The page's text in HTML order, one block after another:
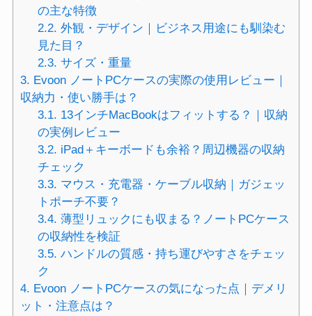
の主な特徴
2.2. 外観・デザイン｜ビジネス用途にも馴染む
見た目？
2.3. サイズ・重量
3. Evoon ノートPCケースの実際の使用レビュー｜
収納力・使い勝手は？
3.1. 13インチMacBookはフィットする？｜収納
の実例レビュー
3.2. iPad＋キーボードも余裕？周辺機器の収納
チェック
3.3. マウス・充電器・ケーブル収納｜ガジェッ
トポーチ不要？
3.4. 薄型リュックにも収まる？ノートPCケース
の収納性を検証
3.5. ハンドルの質感・持ち運びやすさをチェッ
ク
4. Evoon ノートPCケースの気になった点｜デメリ
ット・注意点は？